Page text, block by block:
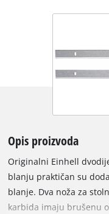
Opis proizvoda
Originalni Einhell
blanju praktičan su
blanje. Dva noža za
karbida imaju brušenu